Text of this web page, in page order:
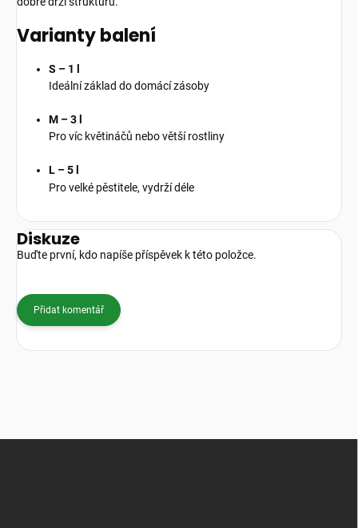
Varianty balení
S – 1 l
Ideální základ do domácí zásoby
M – 3 l
Pro víc květináčů nebo větší rostliny
L – 5 l
Pro velké pěstitele, vydrží déle
Diskuze
Buďte první, kdo napíše příspěvek k této položce.
Přidat komentář